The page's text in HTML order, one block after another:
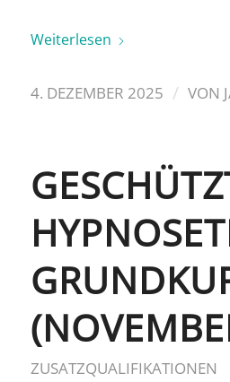
Weiterlesen
4. DEZEMBER 2025 / VON
ZUSATZQUALIFIKATIONEN